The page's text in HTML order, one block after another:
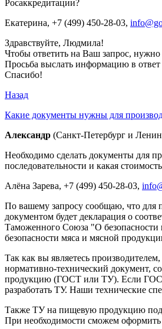
Росаккредитации?
Екатерина, +7 (499) 450-28-03,
Здравствуйте, Людмила!
Чтобы ответить на Ваш запрос,
Просьба выслать информацию в
Спасибо!
Назад
Какие документы нужны для
Александр (Санкт-Петербург и
Необходимо сделать документы для
последовательности и какая
Алёна Зарева, +7 (499) 450-28-03,
По вашему запросу сообщаю, что для
документом будет декларация о
Таможенного Союза "О
безопасности мяса и мясной
Так как вы являетесь
нормативно-технический документ,
продукцию (ГОСТ или ТУ). Если
разработать ТУ. Наши технические
Также ТУ на пищевую продукцию
При необходимости сможем